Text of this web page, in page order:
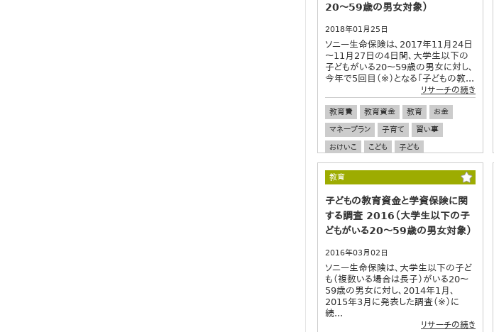
20～59歳の男女対象）
2018年01月25日
ソニー生命保険は、2017年11月24日
～11月27日の4日間、大学生以下の
子どもがいる20～59歳の男女に対し、
今年で5回目（※）となる「子どもの教...
リサーチの続き
教育費 教育資金 教育
お金
マネープラン
子育て
習い事
おけいこ
こども 子ども
教育
子どもの教育資金と学資保険に関
する調査 2016（大学生以下の子
どもがいる20～59歳の男女対象）
2016年03月02日
ソニー生命保険は、大学生以下の子ど
も（複数いる場合は長子）がいる20～
59歳の男女に対し、2014年1月、
2015年3月に発表した調査（※）に
続...
リサーチの続き